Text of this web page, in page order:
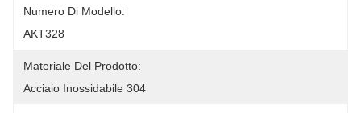
Numero Di Modello:
AKT328
Materiale Del Prodotto:
Acciaio Inossidabile 304